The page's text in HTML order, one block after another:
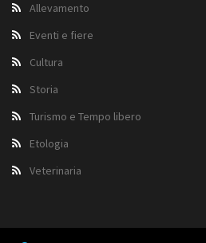
Allevamento
Eventi e fiere
Cultura
Storia
Turismo e Tempo libero
Etologia
Veterinaria